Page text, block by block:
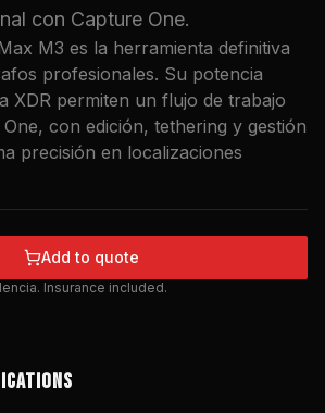
con Capture One.
M3 es la herramienta definitiva
profesionales. Su potencia
XDR permiten un flujo de trabajo
con edición, tethering y gestión
precisión en localizaciones
Add to quote
Insurance included.